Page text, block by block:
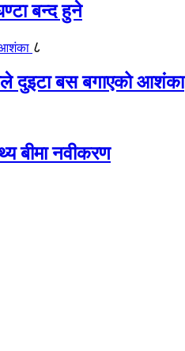
बन्द हुने
८
दुइटा बस बगाएको आशंका
बीमा नवीकरण